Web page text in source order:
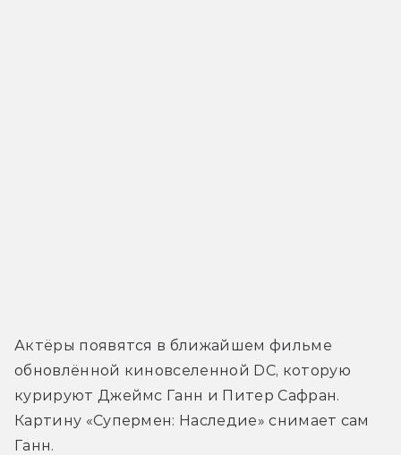
Актёры появятся в ближайшем фильме
обновлённой киновселенной DC, которую
курируют Джеймс Ганн и Питер Сафран.
Картину «Супермен: Наследие» снимает сам
Ганн.